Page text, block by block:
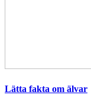
Lätta fakta om älvar